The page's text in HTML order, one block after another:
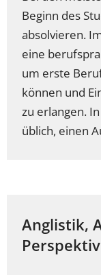
Beginn des
absolvieren.
eine
um erste
können und
zu erlangen.
üblich, einen
Anglistik,